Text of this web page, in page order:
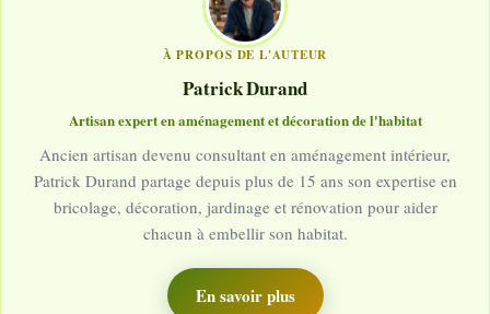
À PROPOS DE L'AUTEUR
Patrick Durand
Artisan expert en aménagement et décoration de l'habitat
Ancien artisan devenu consultant en aménagement intérieur,
Patrick Durand partage depuis plus de 15 ans son expertise en
bricolage, décoration, jardinage et rénovation pour aider
chacun à embellir son habitat.
En savoir plus